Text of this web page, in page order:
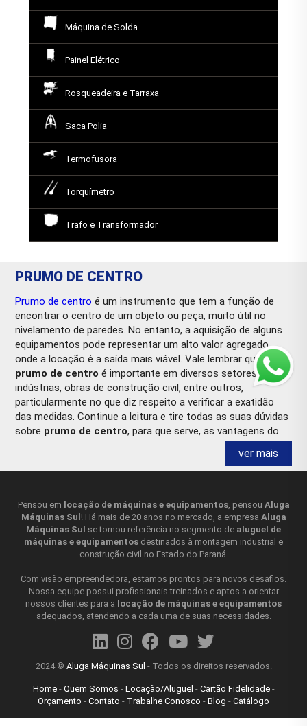
Máquina de Solda
Painel Elétrico
Rosqueadeira e Tarraxa
Saca Polia
Termofusora
Torquímetro
Trafo e Transformador
PRUMO DE CENTRO
Prumo de centro é um instrumento que tem a função de
encontrar o centro de um objeto ou peça, muito útil no
nivelamento de paredes. No entanto, a aquisição de alguns
equipamentos pode representar um alto valor agregado,
onde a locação é a saída mais viável. Vale lembrar que o
prumo de centro é importante em diversos setores, como
indústrias, obras de construção civil, entre outros,
particularmente no que diz respeito a verificar a exatidão
das medidas. Continue a leitura e tire todas as suas dúvidas
sobre prumo de centro, para que serve, as vantagens do
Oprumo de centroé um instrumento de medida utilizado
para encontrar o centro de uma peça ou objeto. Ele
consiste em uma haste de metal com uma ponta afiada em
uma extremidade e um peso na outra extremidade,
geralmente uma esfera de metal. Para utilizá-lo, a haste é
colocada em contato com a superfície da peça ou objeto e
é ajustada até que a ponta afiada esteja alinhada com um
ponto específico. Em seguida, o prumo é girado suavemente
em torno desse ponto, permitindo que a esfera na outra
extremidade trace um círculo perfeito na superfície. O
centro desse círculo é o ponto exato que está sendo
procurado. Oprumo de centroé especialmente útil em
onde é necessário encontrar o centro preciso de um objeto
para iniciar o processo de usinagem. É um instrumento que
também pode ser usado em outras aplicações de medição,
ver mais
Pensou em locação de máquinas e equipamentos, pensou Aluga
Máquinas Sul ! Há mais de 20 anos no mercado, a empresa Aluga
Máquinas Sul se tornou referência no segmento de aluguel de
máquinas e equipamentos destinados à montagem industrial e
construção civil no Estado do Paraná.
Com visão empreendedora, estamos prontos para novos desafios.
Nossa equipe possui profissionais treinados e aptos a orientar
nossos clientes para a locação de máquinas e equipamentos
adequados, atendendo a cada uma de suas necessidades.
2024 © Aluga Máquinas Sul - Todos os direitos reservados.
Home- Quem Somos - Locação/Aluguel - Cartão Fidelidade-
Orçamento - Contato - Trabalhe Conosco - Blog - Catálogo